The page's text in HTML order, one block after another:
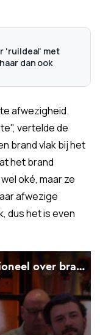
'ruildeal' met
dan ook
afwezigheid.
vertelde de
brand vlak bij het
het brand
oké, maar ze
afwezige
dus het is even